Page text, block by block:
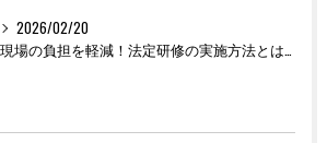
2026/02/20
現場の負担を軽減！法定研修の実施方法とは？